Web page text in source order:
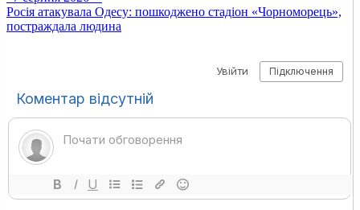
Росія атакувала Одесу: пошкоджено стадіон «Чорноморець»,
постраждала людина